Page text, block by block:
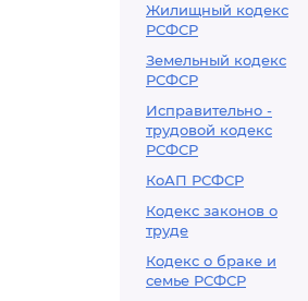
Жилищный кодекс
РСФСР
Земельный кодекс
РСФСР
Исправительно -
трудовой кодекс
РСФСР
КоАП РСФСР
Кодекс законов о
труде
Кодекс о браке и
семье РСФСР